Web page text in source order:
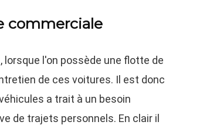
commerciale
l'on possède une flotte de
de ces voitures. Il est donc
a trait à un besoin
de trajets personnels. En clair il